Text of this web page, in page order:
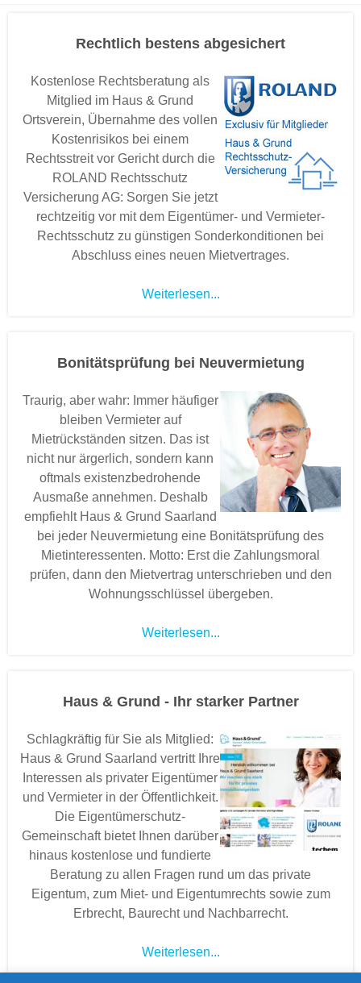
Rechtlich bestens abgesichert
Kostenlose Rechtsberatung als
Mitglied im Haus & Grund
Ortsverein, Übernahme des vollen
Kostenrisikos bei einem
Rechtsstreit vor Gericht durch die
ROLAND Rechtsschutz
Versicherung AG: Sorgen Sie jetzt
rechtzeitig vor mit dem Eigentümer- und Vermieter-
Rechtsschutz zu günstigen Sonderkonditionen bei
Abschluss eines neuen Mietvertrages.
Weiterlesen...
Bonitätsprüfung bei Neuvermietung
Traurig, aber wahr: Immer häufiger
bleiben Vermieter auf
Mietrückständen sitzen. Das ist
nicht nur ärgerlich, sondern kann
oftmals existenzbedrohende
Ausmaße annehmen. Deshalb
empfiehlt Haus & Grund Saarland
bei jeder Neuvermietung eine Bonitätsprüfung des
Mietinteressenten. Motto: Erst die Zahlungsmoral
prüfen, dann den Mietvertrag unterschrieben und den
Wohnungsschlüssel übergeben.
Weiterlesen...
Haus & Grund - Ihr starker Partner
Schlagkräftig für Sie als Mitglied:
Haus & Grund Saarland vertritt Ihre
Interessen als privater Eigentümer
und Vermieter in der Öffentlichkeit.
Die Eigentümerschutz-
Gemeinschaft bietet Ihnen darüber
hinaus kostenlose und fundierte
Beratung zu allen Fragen rund um das private
Eigentum, zum Miet- und Eigentumrechts sowie zum
Erbrecht, Baurecht und Nachbarrecht.
Weiterlesen...